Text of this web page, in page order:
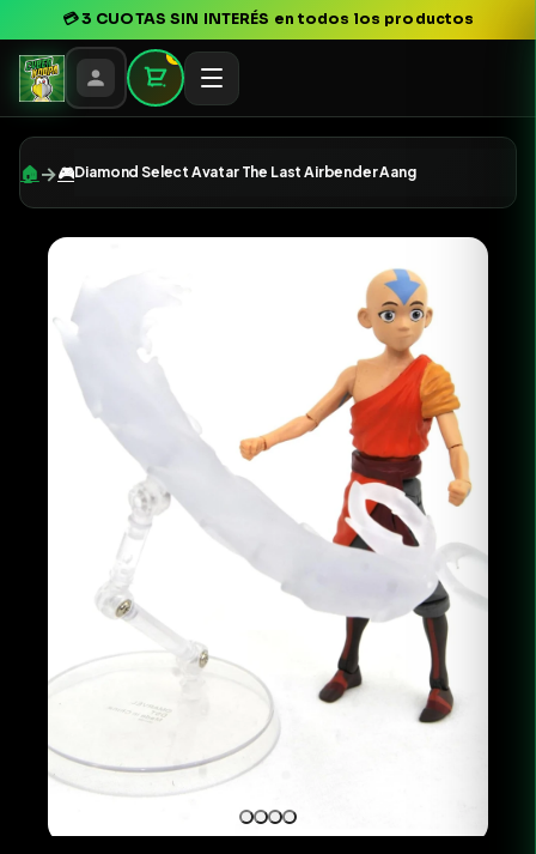
💳3 CUOTAS SIN INTERÉS en todos los productos
0
🏠 →🎮Diamond Select Avatar The Last Airbender Aang